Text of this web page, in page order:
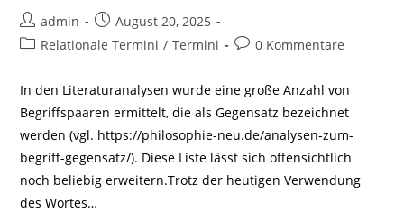
Vergewaltigung
Deutscher
Frauen
Am
Zweiten
Weltkriegs
Beitrags-
Autor:
admin
Beitrag
veröffentlicht:
August 20, 2025
Beitrags-
Relationale Termini / Termini
Beitrags-
0 Kommentare
In den Literaturanalysen wurde eine große Anzahl von
Begriffspaaren ermittelt, die als Gegensatz bezeichnet
werden (vgl. https://philosophie-neu.de/analysen-zum-
begriff-gegensatz/). Diese Liste lässt sich offensichtlich
noch beliebig erweitern.Trotz der heutigen Verwendung
des Wortes…